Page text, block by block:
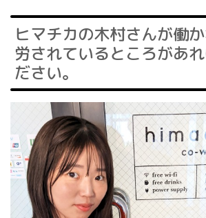
ヒマチカの木村さんが働
労されているところがあ
ださい。